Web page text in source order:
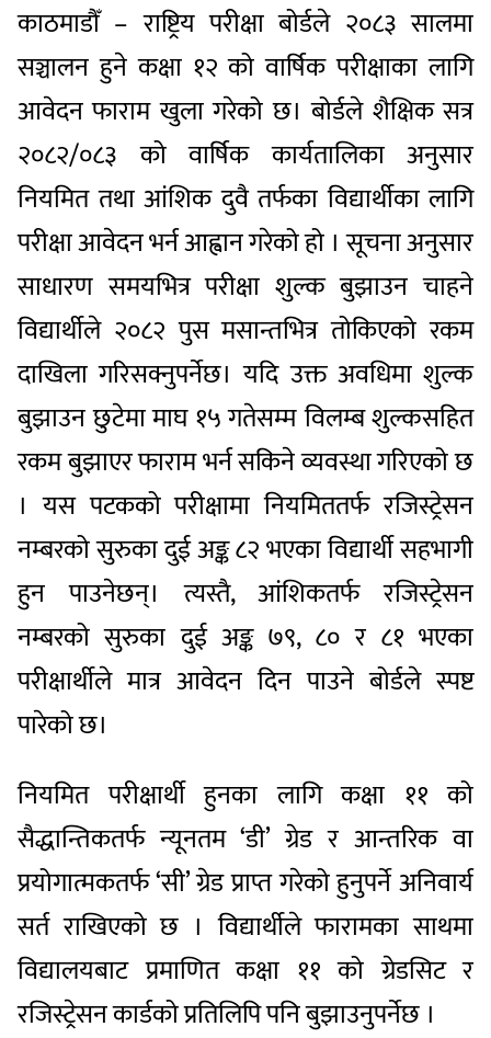
काठमाडौँ – राष्ट्रिय परीक्षा बोर्डले २०८३ सालमा
सञ्चालन हुने कक्षा १२ को वार्षिक परीक्षाका लागि
आवेदन फाराम खुला गरेको छ। बोर्डले शैक्षिक सत्र
२०८२/०८३ को वार्षिक कार्यतालिका अनुसार
नियमित तथा आंशिक दुवै तर्फका विद्यार्थीका लागि
परीक्षा आवेदन भर्न आह्वान गरेको हो । सूचना अनुसार
साधारण समयभित्र परीक्षा शुल्क बुझाउन चाहने
विद्यार्थीले २०८२ पुस मसान्तभित्र तोकिएको रकम
दाखिला गरिसक्नुपर्नेछ। यदि उक्त अवधिमा शुल्क
बुझाउन छुटेमा माघ १५ गतेसम्म विलम्ब शुल्कसहित
रकम बुझाएर फाराम भर्न सकिने व्यवस्था गरिएको छ
। यस पटकको परीक्षामा नियमिततर्फ रजिस्ट्रेसन
नम्बरको सुरुका दुई अङ्क ८२ भएका विद्यार्थी सहभागी
हुन पाउनेछन्। त्यस्तै, आंशिकतर्फ रजिस्ट्रेसन
नम्बरको सुरुका दुई अङ्क ७९, ८० र ८१ भएका
परीक्षार्थीले मात्र आवेदन दिन पाउने बोर्डले स्पष्ट
पारेको छ।
नियमित परीक्षार्थी हुनका लागि कक्षा ११ को
सैद्धान्तिकतर्फ न्यूनतम ‘डी’ ग्रेड र आन्तरिक वा
प्रयोगात्मकतर्फ ‘सी’ ग्रेड प्राप्त गरेको हुनुपर्ने अनिवार्य
सर्त राखिएको छ । विद्यार्थीले फारामका साथमा
विद्यालयबाट प्रमाणित कक्षा ११ को ग्रेडसिट र
रजिस्ट्रेसन कार्डको प्रतिलिपि पनि बुझाउनुपर्नेछ ।